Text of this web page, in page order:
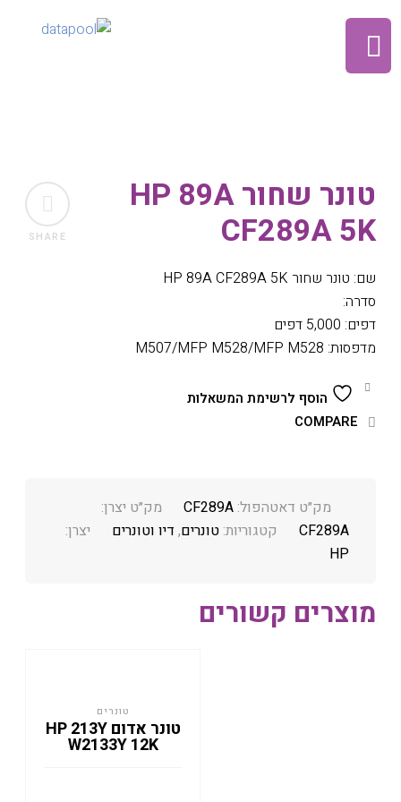
SHARE
טונר שחור HP 89A
CF289A 5K
שם: טונר שחור HP 89A CF289A 5K
סדרה:
דפים: 5,000 דפים
מדפסות: M507/MFP M528/MFP M528
הוסף לרשימת המשאלות
COMPARE
מק״ט דאטהפול:CF289A
מק״ט יצרן:
CF289A
קטגוריות:טונרים, דיו וטונרים
יצרן:
HP
מוצרים קשורים
טונרים
טונר אדום HP 213Y
W2133Y 12K